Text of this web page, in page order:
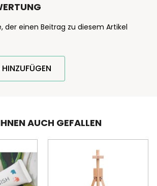
der einen Beitrag zu diesem Artikel
AUCH GEFALLEN